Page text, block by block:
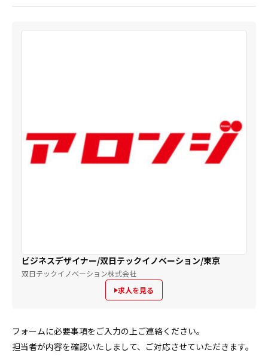
ビジネスデザイナー/双日テックイノベーション/東京
双日テックイノベーション株式会社
求人を見る
フォームに必要事項をご入力の上ご連絡ください。
担当者が内容を確認いたしまして、ご対応させていただきます。